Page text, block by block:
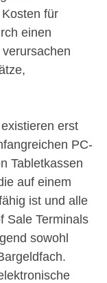
für
einen
erst
PC-
Tabletkassen
auf einem
ist und alle
Sale Terminals
sowohl